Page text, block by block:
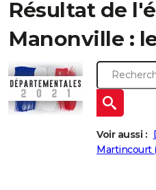
Résultat de
Manonville :
Voir aussi :
Martincourt